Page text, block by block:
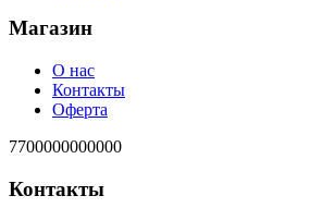
Магазин
О нас
Контакты
Оферта
7700000000000
Контакты